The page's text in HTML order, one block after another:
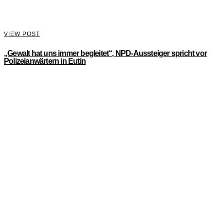
VIEW POST
„Gewalt hat uns immer begleitet“, NPD-Aussteiger spricht vor
Polizeianwärtern in Eutin